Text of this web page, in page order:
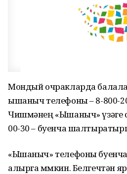
Мондый очракларда
ышаныч телефоны – 8-800-
Чишмәнең «Ышаныч» үзәге
00-30 – буенча
«Ышаныч» телефоны
алырга мөмкин. Белгечтән